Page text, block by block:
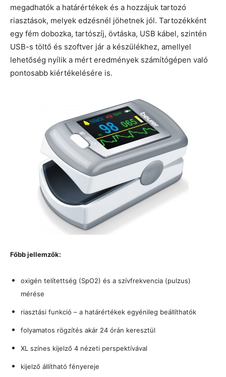
megadhatók a határértékek és a hozzájuk tartozó
riasztások, melyek edzésnél jöhetnek jól. Tartozékként
egy fém dobozka, tartószíj, övtáska, USB kábel, szintén
USB-s töltő és szoftver jár a készülékhez, amellyel
lehetőség nyílik a mért eredmények számítógépen való
pontosabb kiértékelésére is.
Főbb jellemzők:
oxigén telítettség (SpO2) és a szívfrekvencia (pulzus)
mérése
riasztási funkció – a határértékek egyénileg beállíthatók
folyamatos rögzítés akár 24 órán keresztül
XL színes kijelző 4 nézeti perspektívával
kijelző állítható fényereje